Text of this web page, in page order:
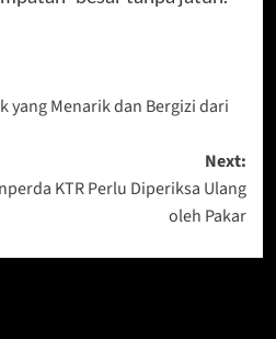
yang Menarik dan Bergizi dari
Next:
KTR Perlu Diperiksa Ulang
oleh Pakar